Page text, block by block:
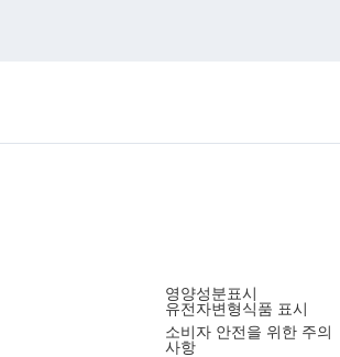
영양성분표시
유전자변형식품 표시
소비자 안전을 위한 주의
사항